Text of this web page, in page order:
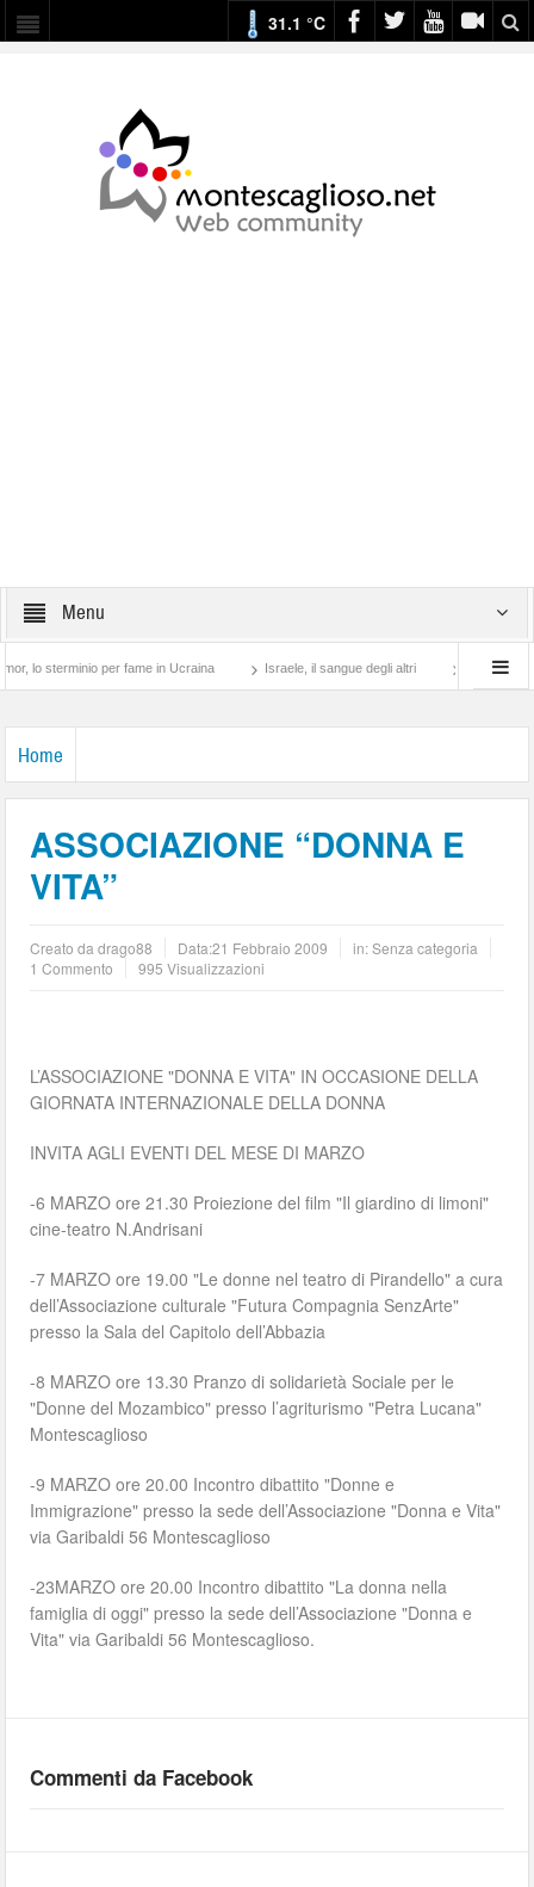
31.1 °C
Menu
per fame in Ucraina Israele, il sangue degli altri Lotta di classe…
Home
ASSOCIAZIONE “DONNA E
VITA”
Creato dadrago88 Data:21 Febbraio 2009
in: Senza categoria
1 Commento
995 Visualizzazioni
L’ASSOCIAZIONE "DONNA E VITA" IN OCCASIONE DELLA
GIORNATA INTERNAZIONALE DELLA DONNA
INVITA AGLI EVENTI DEL MESE DI MARZO
-6 MARZO ore 21.30 Proiezione del film "Il giardino di limoni"
cine-teatro N.Andrisani
-7 MARZO ore 19.00 "Le donne nel teatro di Pirandello" a cura
dell’Associazione culturale "Futura Compagnia SenzArte"
presso la Sala del Capitolo dell’Abbazia
-8 MARZO ore 13.30 Pranzo di solidarietà Sociale per le
"Donne del Mozambico" presso l’agriturismo "Petra Lucana"
Montescaglioso
-9 MARZO ore 20.00 Incontro dibattito "Donne e
Immigrazione" presso la sede dell’Associazione "Donna e Vita"
via Garibaldi 56 Montescaglioso
-23MARZO ore 20.00 Incontro dibattito "La donna nella
famiglia di oggi" presso la sede dell’Associazione "Donna e
Vita" via Garibaldi 56 Montescaglioso.
Commenti da Facebook